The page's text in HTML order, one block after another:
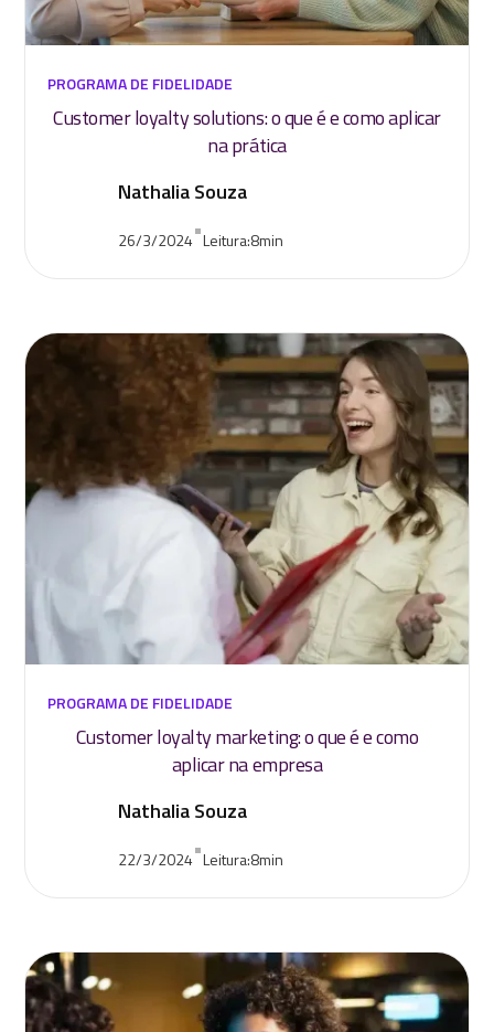
PROGRAMA DE FIDELIDADE
Customer loyalty solutions: o que é e como aplicar
na prática
Nathalia Souza
26/3/2024•Leitura:8min
PROGRAMA DE FIDELIDADE
Customer loyalty marketing: o que é e como
aplicar na empresa
Nathalia Souza
22/3/2024•Leitura:8min